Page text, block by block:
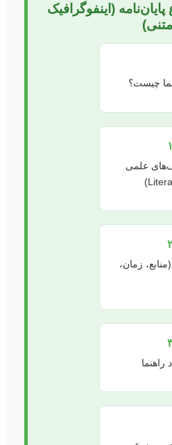
(اینفوگرافیک
متنی)
چیست؟
علمی
زمان،
راهنما